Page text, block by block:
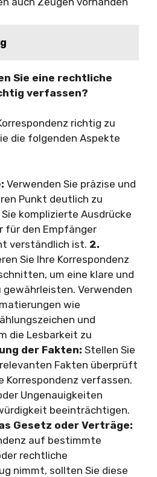
Sie eine rechtliche
verfassen?
richtig zu
die folgenden Aspekte
Verwenden Sie präzise und
Punkt deutlich zu
komplizierte Ausdrücke
für den Empfänger
verständlich ist. 2.
Sie Ihre Korrespondenz
um eine klare und
Verwenden
wie
und
die Lesbarkeit zu
der Fakten: Stellen Sie
relevanten Fakten überprüft
Korrespondenz verfassen.
Ungenauigkeiten
beeinträchtigen.
Gesetz oder Verträge:
auf bestimmte
rechtliche
nimmt, sollten Sie diese